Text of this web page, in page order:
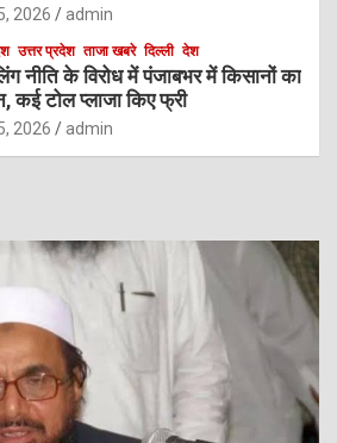
2026 admin
उत्तर प्रदेश ताजा खबरे दिल्ली देश
नीति के विरोध में पंजाबभर में किसानों का
कई टोल प्लाजा किए फ्री
2026 admin